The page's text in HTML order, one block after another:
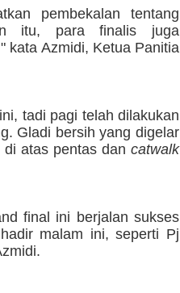
pembekalan tentang
itu, para finalis juga
kata Azmidi, Ketua Panitia
tadi pagi telah dilakukan
Gladi bersih yang digelar
atas pentas dan catwalk
final ini berjalan sukses
malam ini, seperti Pj